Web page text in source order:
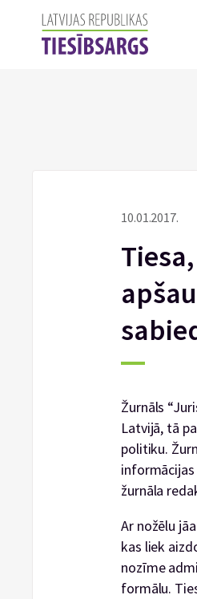
10.01.2017.
Žurnāls
Latvijā, tā
politiku.
informācijas
žurnāla
Ar nožēlu
kas liek
nozīme
formālu.